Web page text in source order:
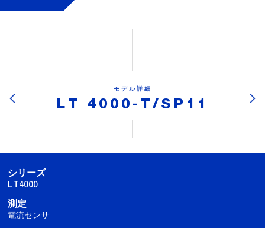
モデル詳細
LT 4000-T/SP11
シリーズ
LT4000
測定
電流センサ